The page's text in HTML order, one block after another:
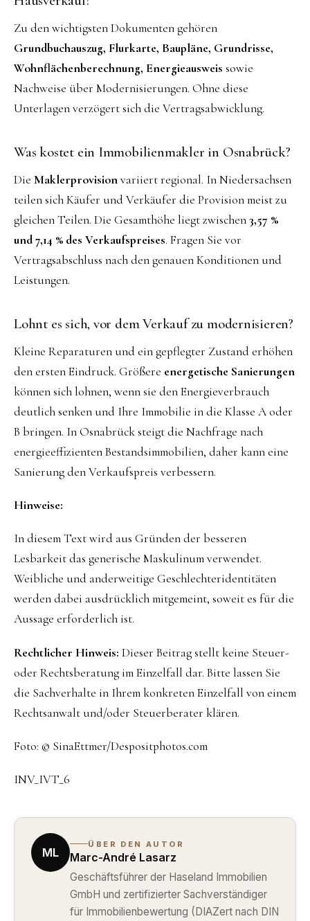
Zu den wichtigsten Dokumenten gehören
Grundbuchauszug, Flurkarte, Baupläne, Grundrisse,
Wohnflächenberechnung, Energieausweis sowie
Nachweise über Modernisierungen. Ohne diese
Unterlagen verzögert sich die Vertragsabwicklung.
Was kostet ein Immobilienmakler in Osnabrück?
Die Maklerprovisionvariiert regional. In Niedersachsen
teilen sich Käufer und Verkäufer die Provision meist zu
gleichen Teilen. Die Gesamthöhe liegt zwischen3,57 %
und 7,14 % des Verkaufspreises. Fragen Sie vor
Vertragsabschluss nach den genauen Konditionen und
Leistungen.
Lohnt es sich, vor dem Verkauf zu modernisieren?
Kleine Reparaturen und ein gepflegter Zustand erhöhen
den ersten Eindruck. Größere energetische Sanierungen
können sich lohnen, wenn sie den Energieverbrauch
deutlich senken und Ihre Immobilie in die Klasse A oder
B bringen. In Osnabrück steigt die Nachfrage nach
energieeffizienten Bestandsimmobilien, daher kann eine
Sanierung den Verkaufspreis verbessern.
Hinweise:
In diesem Text wird aus Gründen der besseren
Lesbarkeit das generische Maskulinum verwendet.
Weibliche und anderweitige Geschlechteridentitäten
werden dabei ausdrücklich mitgemeint, soweit es für die
Aussage erforderlich ist.
Rechtlicher Hinweis: Dieser Beitrag stellt keine Steuer-
oder Rechtsberatung im Einzelfall dar. Bitte lassen Sie
die Sachverhalte in Ihrem konkreten Einzelfall von einem
Rechtsanwalt und/oder Steuerberater klären.
Foto: © SinaEttmer/Despositphotos.com
INV_IVT_6
ML
ÜBER DEN AUTOR
Marc-André Lasarz
Geschäftsführer der Haseland Immobilien
GmbH und zertifizierter Sachverständiger
für Immobilienbewertung (DIAZert nach DIN